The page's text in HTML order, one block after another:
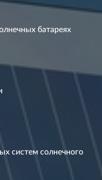
батареях
систем солнечного